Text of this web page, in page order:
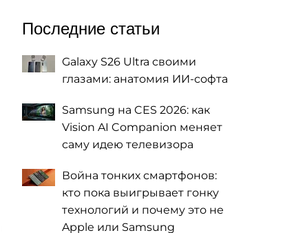
Последние статьи
Galaxy S26 Ultra своими
глазами: анатомия ИИ-софта
Samsung на CES 2026: как
Vision AI Companion меняет
саму идею телевизора
Война тонких смартфонов:
кто пока выигрывает гонку
технологий и почему это не
Apple или Samsung